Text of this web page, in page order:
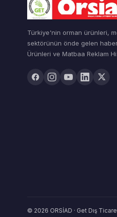
Türkiye'nin orman ürünleri,
sektörünün önde gelen
Ürünleri ve Matbaa Reklam
© 2026 ORSİAD · Get Dış